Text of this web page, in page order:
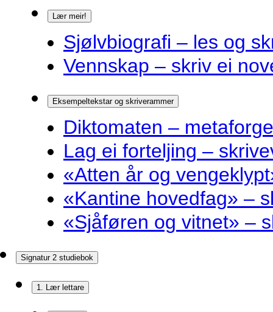
Lær meir!
Sjølvbiografi – les og
Vennskap – skriv ei
Eksempeltekstar og skriverammer
Diktomaten –
Lag ei forteljing –
«Atten år og
«Kantine hovedfag» –
«Sjåføren og vitnet» –
Signatur 2 studiebok
1. Lær lettare